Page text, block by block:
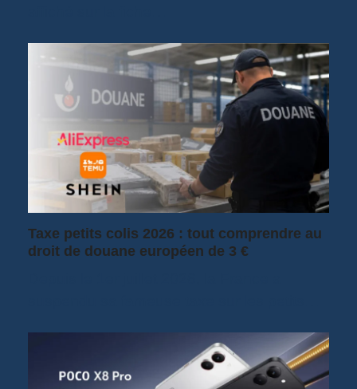
Taxe petits colis 2026 : tout comprendre au
droit de douane européen de 3 €